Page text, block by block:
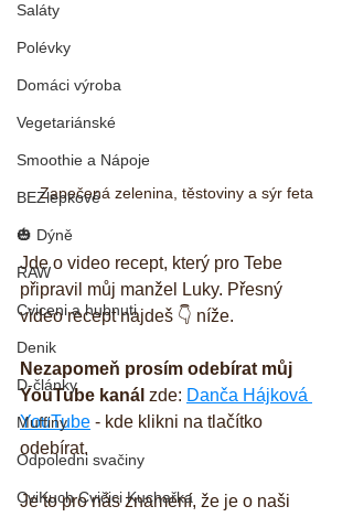
Saláty
Polévky
Domáci výroba
Vegetariánské
Smoothie a Nápoje
BEZlepkové
🎃 Dýně
RAW
Cviceni a hubnuti
Denik
D-články
Muffiny
Odpoledni svačiny
CviKuch Cvičici Kuchařka
Zapečená zelenina, těstoviny a sýr feta
Jde o video recept, který pro Tebe
připravil můj manžel Luky. Přesný
video recept najdeš 👇 níže.
Nezapomeň prosím odebírat můj
YouTube kanál zde: Danča Hájková
YouTube - kde klikni na tlačítko
odebírat.
Je to pro nás znamení, že je o naši